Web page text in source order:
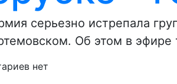
серьезно истрепала
Об этом в эфире
нет